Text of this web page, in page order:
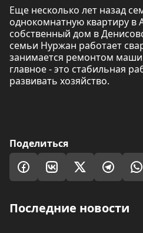
Еще несколько лет назад
однокомнатную квартиру в
собственный дом в
семьи Нуржан работает
занимается ремонтом
главное - это стабильная
развивать хозяйство.
Поделиться
Последние новости